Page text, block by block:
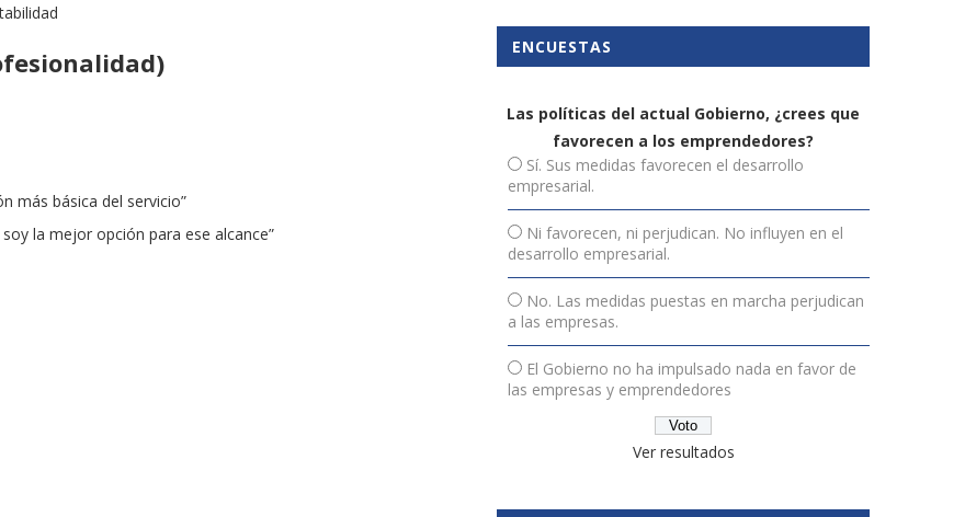
más básica del servicio”
la mejor opción para ese alcance”
ENCUESTAS
Las políticas del actual Gobierno, ¿crees que
favorecen a los emprendedores?
Sí. Sus medidas favorecen el desarrollo
empresarial.
Ni favorecen, ni perjudican. No influyen en el
desarrollo empresarial.
No. Las medidas puestas en marcha perjudican
a las empresas.
El Gobierno no ha impulsado nada en favor de
las empresas y emprendedores
Ver resultados